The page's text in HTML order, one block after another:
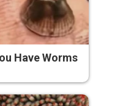
Have Worms